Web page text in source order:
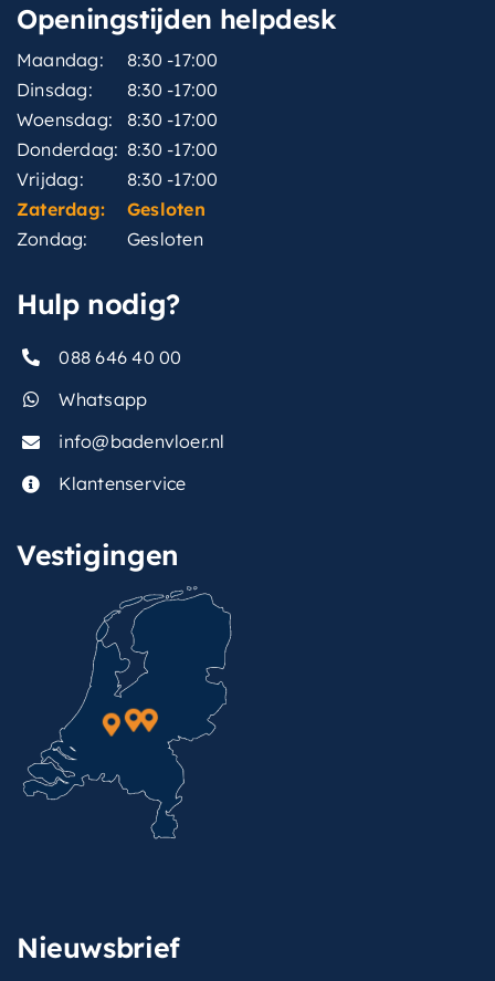
Openingstijden helpdesk
Maandag:
8:30 -17:00
Dinsdag:
8:30 -17:00
Woensdag:
8:30 -17:00
Donderdag: 8:30 -17:00
Vrijdag:
8:30 -17:00
Zaterdag:
Gesloten
Zondag:
Gesloten
Hulp nodig?
088 646 40 00
Whatsapp
info@badenvloer.nl
Klantenservice
Vestigingen
Nieuwsbrief